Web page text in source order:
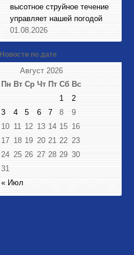
высотное струйное течение
управляет нашей погодой
01.08.2026
Новости по дате
Август 2026
Пн Вт Ср Чт Пт Сб Вс
« Июл
1
2
3
4 5 6 7 8
9
10 11 12 13 14 15 16
17 18 19 20 21 22 23
24 25 26 27 28 29 30
31